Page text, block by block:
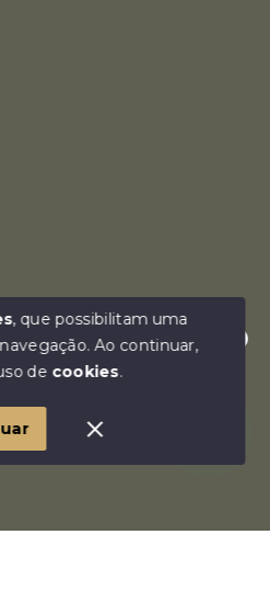
disponíveis para te ajudar.
Aqui Consultoria Imobiliária
, que possibilitam uma
Ao continuar,
de cookies.